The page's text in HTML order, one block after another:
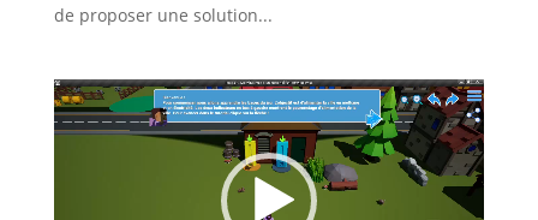
de proposer une solution...
Lecteur
vidéo